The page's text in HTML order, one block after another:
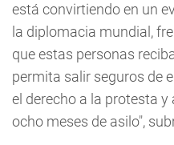
está convirtiendo en un
la diplomacia mundial,
que estas personas
permita salir seguros de
el derecho a la protesta
ocho meses de asilo",